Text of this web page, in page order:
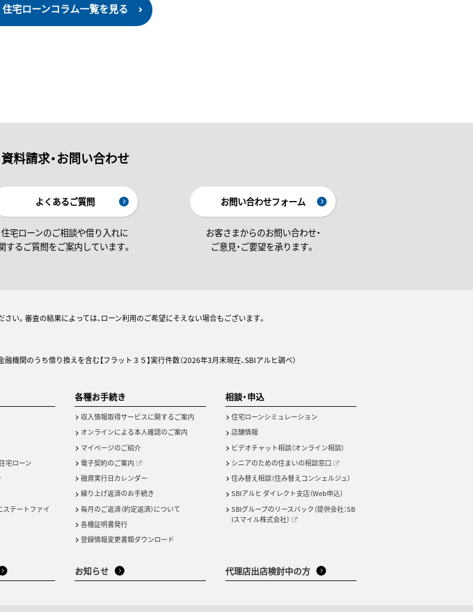
住宅ローンコラム一覧を見る
資料請求・お問い合わせ
よくあるご質問
住宅ローンのご相談や借り入れに
するご質問をご案内しています。
お問い合わせフォーム
お客さまからのお問い合わせ・
ご意見・ご要望を承ります。
い。審査の結果によっては、ローン利用のご希望にそえない場合もございます。
機関のうち借り換えを含む【フラット３５】実行件数（2026年3月末現在、SBIアルヒ調べ）
宅ローン
ステートファイ
各種お手続き
収入情報取得サービスに関するご案内
オンラインによる本人確認のご案内
マイページのご紹介
電子契約のご案内
融資実行日カレンダー
繰り上げ返済のお手続き
毎月のご返済（約定返済）について
各種証明書発行
登録情報変更書類ダウンロード
相談・申込
住宅ローンシミュレーション
店舗情報
ビデオチャット相談（オンライン相談）
シニアのための住まいの相談窓口
住み替え相談（住み替えコンシェルジュ）
SBIアルヒ ダイレクト支店（Web申込）
SBIグループのリースバック（提供会社：SB
Iスマイル株式会社）
お知らせ 代理店出店検討中の方